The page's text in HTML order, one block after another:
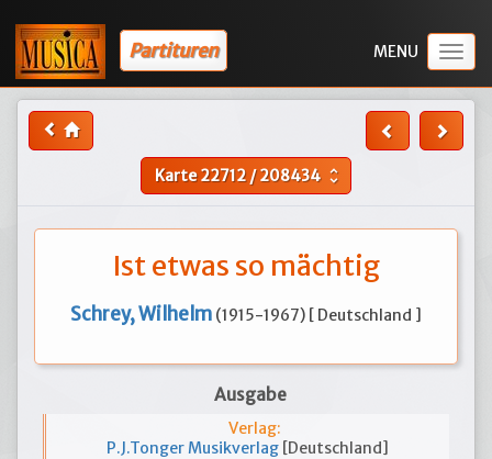
Partituren
Karte22712/208434 unfold_more
Ist etwas so mächtig
Schrey, Wilhelm (1915-1967) [ Deutschland ]
Ausgabe
Verlag:
P.J.Tonger Musikverlag [Deutschland]